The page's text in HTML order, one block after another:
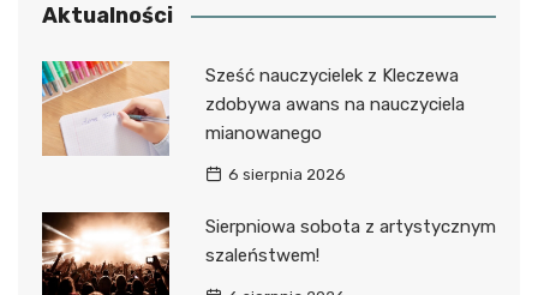
Aktualności
Sześć nauczycielek z Kleczewa
zdobywa awans na nauczyciela
mianowanego
6 sierpnia 2026
Sierpniowa sobota z artystycznym
szaleństwem!